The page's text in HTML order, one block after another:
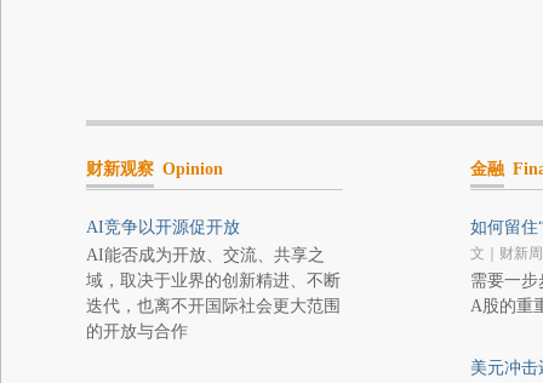
财新观察 Opinion
AI竞争以开源促开放
AI能否成为开放、交流、共享之
域，取决于业界的创新精进、不断
迭代，也离不开国际社会更大范围
的开放与合作
金融
如何留住
文｜财新
需要一
A股的重
美元冲